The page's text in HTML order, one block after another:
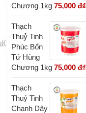
Chương 1kg 75,000 đ₫
Thạch
Thuỷ Tinh
Phúc Bổn
Tử Hùng
Chương 1kg 75,000 đ₫
Thạch
Thuỷ Tinh
Chanh Dây